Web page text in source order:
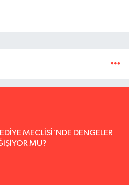
MECLİSİ'NDE DENGELER
MU?